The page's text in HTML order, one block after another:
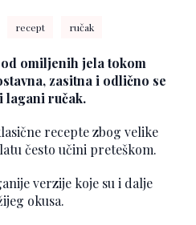
recept ručak
omiljenih jela tokom
zasitna i odlično se
lagani ručak.
recepte zbog velike
često učini preteškom.
verzije koje su i dalje
okusa.